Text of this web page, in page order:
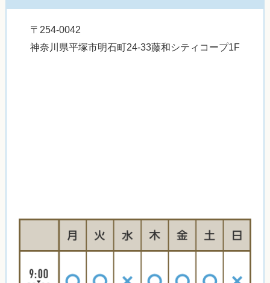
〒254-0042
神奈川県平塚市明石町24-33藤和シティコープ1F